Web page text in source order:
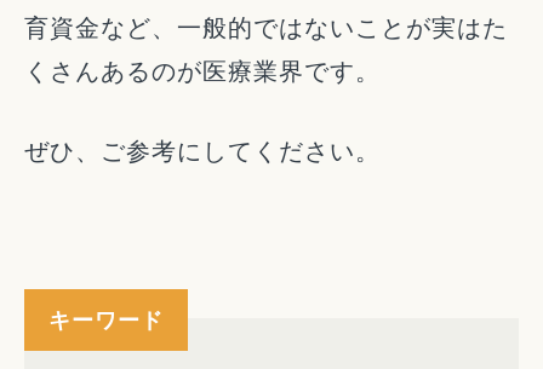
育資金など、一般的ではないことが実はた
くさんあるのが医療業界です。
ぜひ、ご参考にしてください。
キーワード